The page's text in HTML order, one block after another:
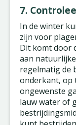
7.
In de winter
zijn voor
Dit komt door
aan
regelmatig de
onderkant, op
ongewenste
lauw water of